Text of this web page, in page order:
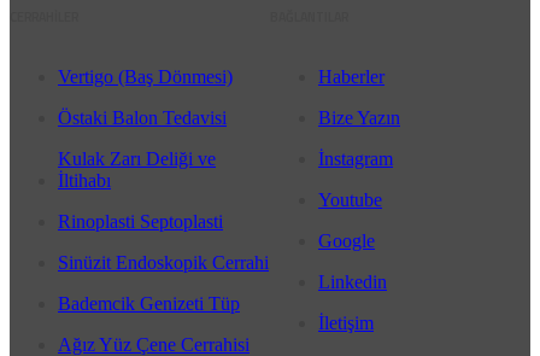
Vertigo (Baş Dönmesi)
Östaki Balon Tedavisi
Kulak Zarı Deliği ve
İltihabı
Rinoplasti Septoplasti
Sinüzit Endoskopik Cerrahi
Bademcik Genizeti Tüp
Ağız Yüz Çene Cerrahisi
Haberler
Bize Yazın
İnstagram
Youtube
Google
Linkedin
İletişim